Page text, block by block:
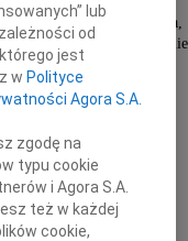
i ukochana Babcia Halusia,
opowieści i ciepłego
już takie same.
w głębokim smutku
i Wnukami
wyrazami współczucia
lub
od
jest
w Polityce
Agora S.A.
zgodę na
typu cookie
i Agora S.A.
też w każdej
cookie,